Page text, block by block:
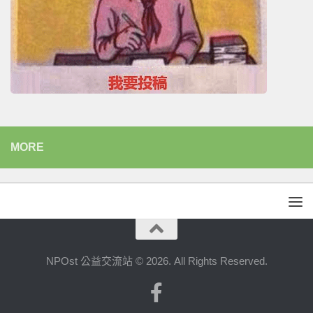
MORE
NPOst 公益交流站 © 2026. All Rights Reserved.